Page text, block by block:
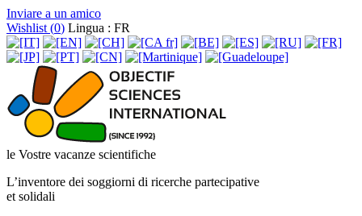
Inviare a un amico
Wishlist (0) Lingua : FR
le Vostre vacanze scientifiche
L’inventore dei soggiorni di ricerche partecipative
et solidali